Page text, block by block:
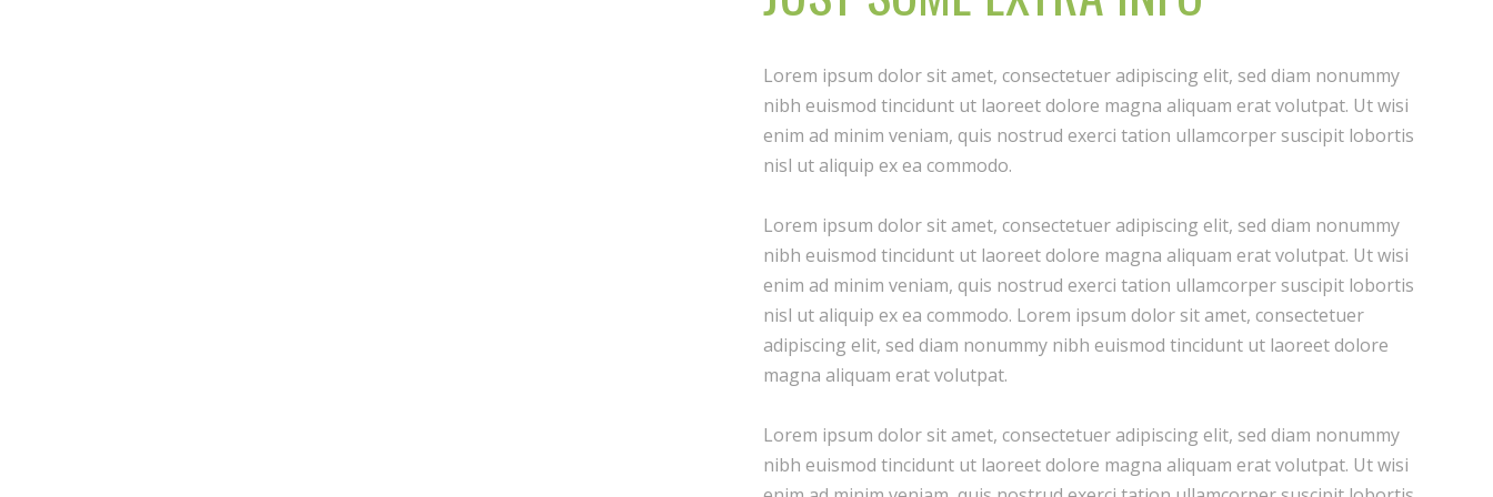
Lorem ipsum dolor sit amet, consectetuer adipiscing elit, sed diam nonummy
nibh euismod tincidunt ut laoreet dolore magna aliquam erat volutpat. Ut wisi
enim ad minim veniam, quis nostrud exerci tation ullamcorper suscipit lobortis
nisl ut aliquip ex ea commodo.
Lorem ipsum dolor sit amet, consectetuer adipiscing elit, sed diam nonummy
nibh euismod tincidunt ut laoreet dolore magna aliquam erat volutpat. Ut wisi
enim ad minim veniam, quis nostrud exerci tation ullamcorper suscipit lobortis
nisl ut aliquip ex ea commodo. Lorem ipsum dolor sit amet, consectetuer
adipiscing elit, sed diam nonummy nibh euismod tincidunt ut laoreet dolore
magna aliquam erat volutpat.
Lorem ipsum dolor sit amet, consectetuer adipiscing elit, sed diam nonummy
nibh euismod tincidunt ut laoreet dolore magna aliquam erat volutpat. Ut wisi